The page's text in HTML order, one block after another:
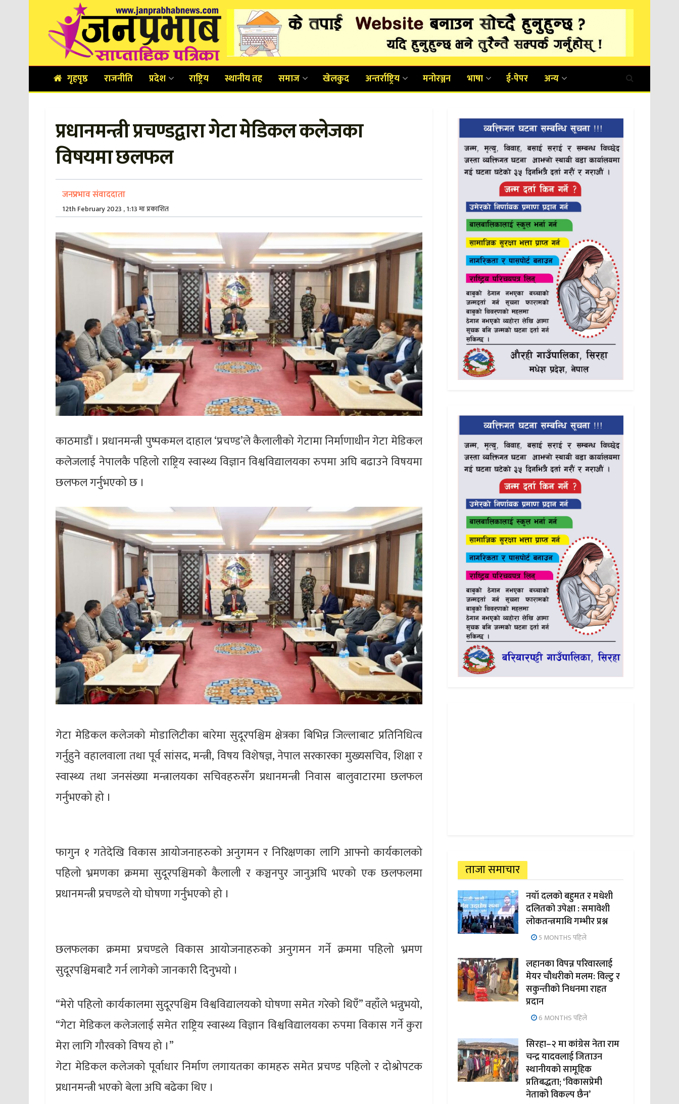
गृहपृष्ठ राजनीति प्रदेश राष्ट्रिय स्थानीय तह समाज खेलकुद अन्तर्राष्ट्रिय मनोरञ्जन भाषा ई-पेपर अन्य
प्रधानमन्त्री प्रचण्डद्वारा गेटा मेडिकल कलेजका
विषयमा छलफल
जनप्रभाव संवाददाता
12th February 2023 , 1:13 मा प्रकाशित
काठमाडौं । प्रधानमन्त्री पुष्पकमल दाहाल ‘प्रचण्ड’ले कैलालीको गेटामा निर्माणाधीन गेटा मेडिकल
कलेजलाई नेपालकै पहिलो राष्ट्रिय स्वास्थ्य विज्ञान विश्वविद्यालयका रुपमा अघि बढाउने विषयमा
छलफल गर्नुभएको छ ।
गेटा मेडिकल कलेजको मोडालिटीका बारेमा सुदूरपश्चिम क्षेत्रका बिभिन्न जिल्लाबाट प्रतिनिधित्व
गर्नुहुने वहालवाला तथा पूर्व सांसद, मन्त्री, विषय विशेषज्ञ, नेपाल सरकारका मुख्यसचिव, शिक्षा र
स्वास्थ्य तथा जनसंख्या मन्त्रालयका सचिवहरुसँग प्रधानमन्त्री निवास बालुवाटारमा छलफल
गर्नुभएको हो ।
फागुन १ गतेदेखि विकास आयोजनाहरुको अनुगमन र निरिक्षणका लागि आफ्नो कार्यकालको
पहिलो भ्रमणका क्रममा सुदूरपश्चिमको कैलाली र कञ्चनपुर जानुअघि भएको एक छलफलमा
प्रधानमन्त्री प्रचण्डले यो घोषणा गर्नुभएको हो ।
छलफलका क्रममा प्रचण्डले विकास आयोजनाहरुको अनुगमन गर्ने क्रममा पहिलो भ्रमण
सुदूरपश्चिमबाटै गर्न लागेको जानकारी दिनुभयो ।
“मेरो पहिलो कार्यकालमा सुदूरपश्चिम विश्वविद्यालयको घोषणा समेत गरेको थिएँ” वहाँले भन्नुभयो,
“गेटा मेडिकल कलेजलाई समेत राष्ट्रिय स्वास्थ्य विज्ञान विश्वविद्यालयका रुपमा विकास गर्ने कुरा
मेरा लागि गौरवको विषय हो ।”
गेटा मेडिकल कलेजको पूर्वाधार निर्माण लगायतका कामहरु समेत प्रचण्ड पहिलो र दोश्रोपटक
प्रधानमन्त्री भएको बेला अघि बढेका थिए ।
ताजा समाचार
नयाँ दलको बहुमत र मधेशी
दलितको उपेक्षा : समावेशी
लोकतन्त्रमाथि गम्भीर प्रश्न
5 MONTHS पहिले
लहानका विपन्न परिवारलाई
मेयर चौधरीको मलम: विल्टु र
सकुन्तीको निधनमा राहत
प्रदान
6 MONTHS पहिले
सिरहा–२ मा कांग्रेस नेता राम
चन्द्र यादवलाई जिताउन
स्थानीयको सामूहिक
प्रतिबद्धता; ‘विकासप्रेमी
नेताको विकल्प छैन’